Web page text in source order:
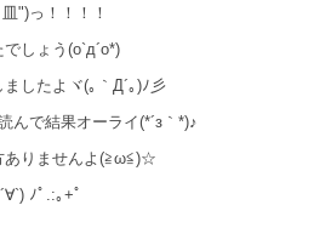
")っ！！！！
しょう(o`д´o*)
したよヾ(｡｀Д´｡)ﾉ彡
で結果オーライ(*´з｀*)♪
ありませんよ(≧ω≦)☆
ﾉﾟ.:｡+ﾟ